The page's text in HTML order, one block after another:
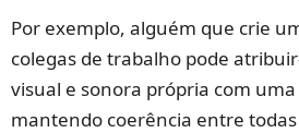
Por exemplo, alguém que crie
colegas de trabalho pode
visual e sonora própria com
mantendo coerência entre todas